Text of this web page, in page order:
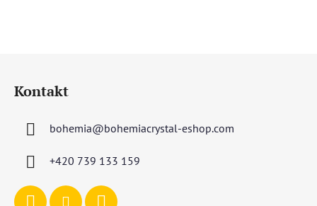
Kontakt
bohemia@bohemiacrystal-eshop.com
+420 739 133 159